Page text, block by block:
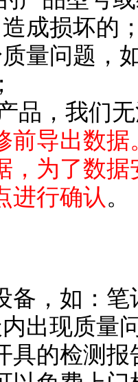
成损坏的
量问题，
品，我们
前导出数
，为了数
进行确认 。
备，如：
出现质量
具的检测